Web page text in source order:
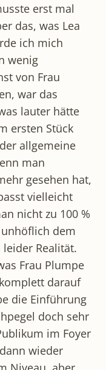
erst mal
das, was Lea
ich mich
wenig
von Frau
war das
lauter hätte
ersten Stück
allgemeine
man
gesehen hat,
vielleicht
nicht zu 100 %
unhöflich dem
Realität.
Frau Plumpe
darauf
die Einführung
doch sehr
im Foyer
wieder